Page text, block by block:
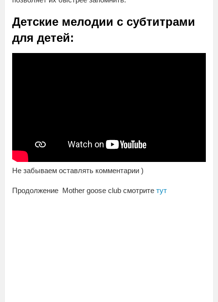
Детские мелодии с субтитрами
для детей:
Не забываем оставлять комментарии )
Продолжение Mother goose club смотрите тут